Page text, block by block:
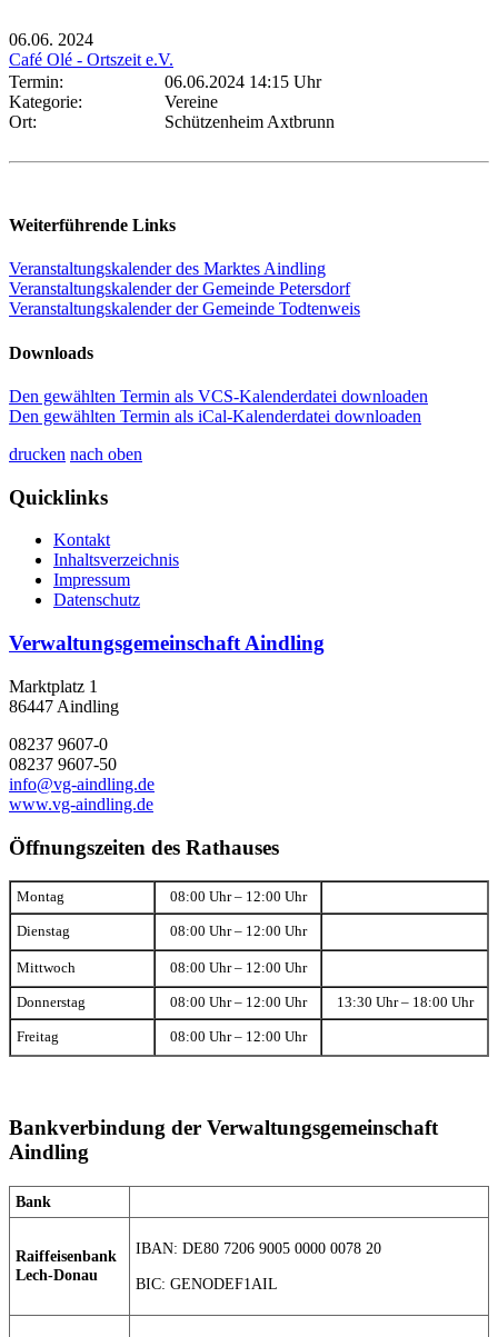
06.06. 2024
Café Olé - Ortszeit e.V.
Termin:
06.06.2024 14:15 Uhr
Kategorie:
Vereine
Ort:
Schützenheim Axtbrunn
Weiterführende Links
Veranstaltungskalender des Marktes Aindling
Veranstaltungskalender der Gemeinde Petersdorf
Veranstaltungskalender der Gemeinde Todtenweis
Downloads
Den gewählten Termin als VCS-Kalenderdatei downloaden
Den gewählten Termin als iCal-Kalenderdatei downloaden
drucken nach oben
Quicklinks
Kontakt
Inhaltsverzeichnis
Impressum
Datenschutz
Verwaltungsgemeinschaft Aindling
Marktplatz 1
86447 Aindling
08237 9607-0
08237 9607-50
info@vg-aindling.de
www.vg-aindling.de
Öffnungszeiten des Rathauses
Montag 08:00 Uhr – 12:00 Uhr
Dienstag 08:00 Uhr – 12:00 Uhr
Mittwoch 08:00 Uhr – 12:00 Uhr
Donnerstag 08:00 Uhr – 12:00 Uhr 13:30 Uhr – 18:00 Uhr
Freitag 08:00 Uhr – 12:00 Uhr
Bankverbindung der Verwaltungsgemeinschaft
Aindling
Bank
Raiffeisenbank
Lech-Donau
IBAN: DE80 7206 9005 0000 0078 20
BIC: GENODEF1AIL